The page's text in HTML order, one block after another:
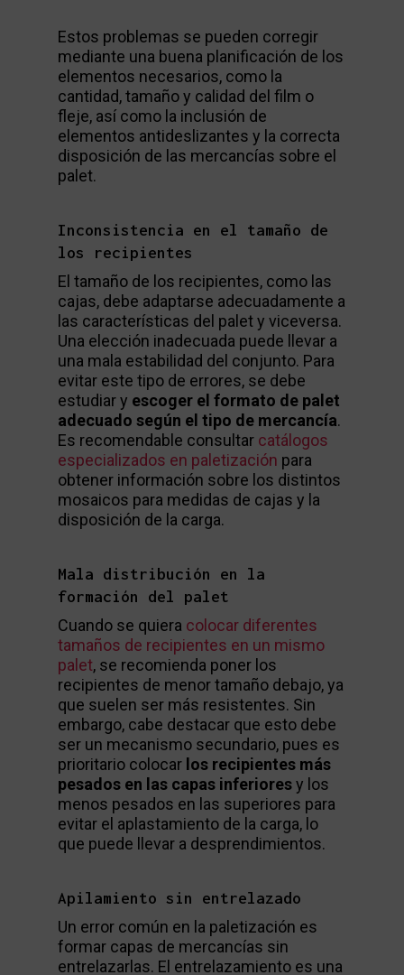
Estos problemas se pueden corregir
mediante una buena planificación de los
elementos necesarios, como la
cantidad, tamaño y calidad del film o
fleje, así como la inclusión de
elementos antideslizantes y la correcta
disposición de las mercancías sobre el
palet.
Inconsistencia en el tamaño de
los recipientes
El tamaño de los recipientes, como las
cajas, debe adaptarse adecuadamente a
las características del palet y viceversa.
Una elección inadecuada puede llevar a
una mala estabilidad del conjunto. Para
evitar este tipo de errores, se debe
estudiar y escoger el formato de palet
adecuado según el tipo de mercancía.
Es recomendable consultar catálogos
especializados en paletización para
obtener información sobre los distintos
mosaicos para medidas de cajas y la
disposición de la carga.
Mala distribución en la
formación del palet
Cuando se quiera colocar diferentes
tamaños de recipientes en un mismo
palet, se recomienda poner los
recipientes de menor tamaño debajo, ya
que suelen ser más resistentes. Sin
embargo, cabe destacar que esto debe
ser un mecanismo secundario, pues es
prioritario colocar los recipientes más
pesados en las capas inferioresy los
menos pesados en las superiores para
evitar el aplastamiento de la carga, lo
que puede llevar a desprendimientos.
Apilamiento sin entrelazado
Un error común en la paletización es
formar capas de mercancías sin
entrelazarlas. El entrelazamiento es una